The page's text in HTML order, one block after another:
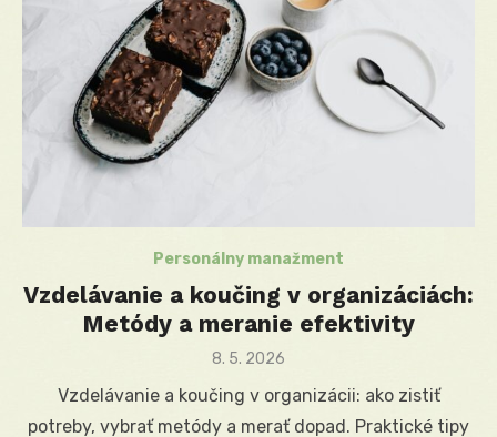
Personálny manažment
Vzdelávanie a koučing v organizáciách:
Metódy a meranie efektivity
Posted
8. 5. 2026
Vzdelávanie a koučing v organizácii: ako zistiť
potreby, vybrať metódy a merať dopad. Praktické tipy